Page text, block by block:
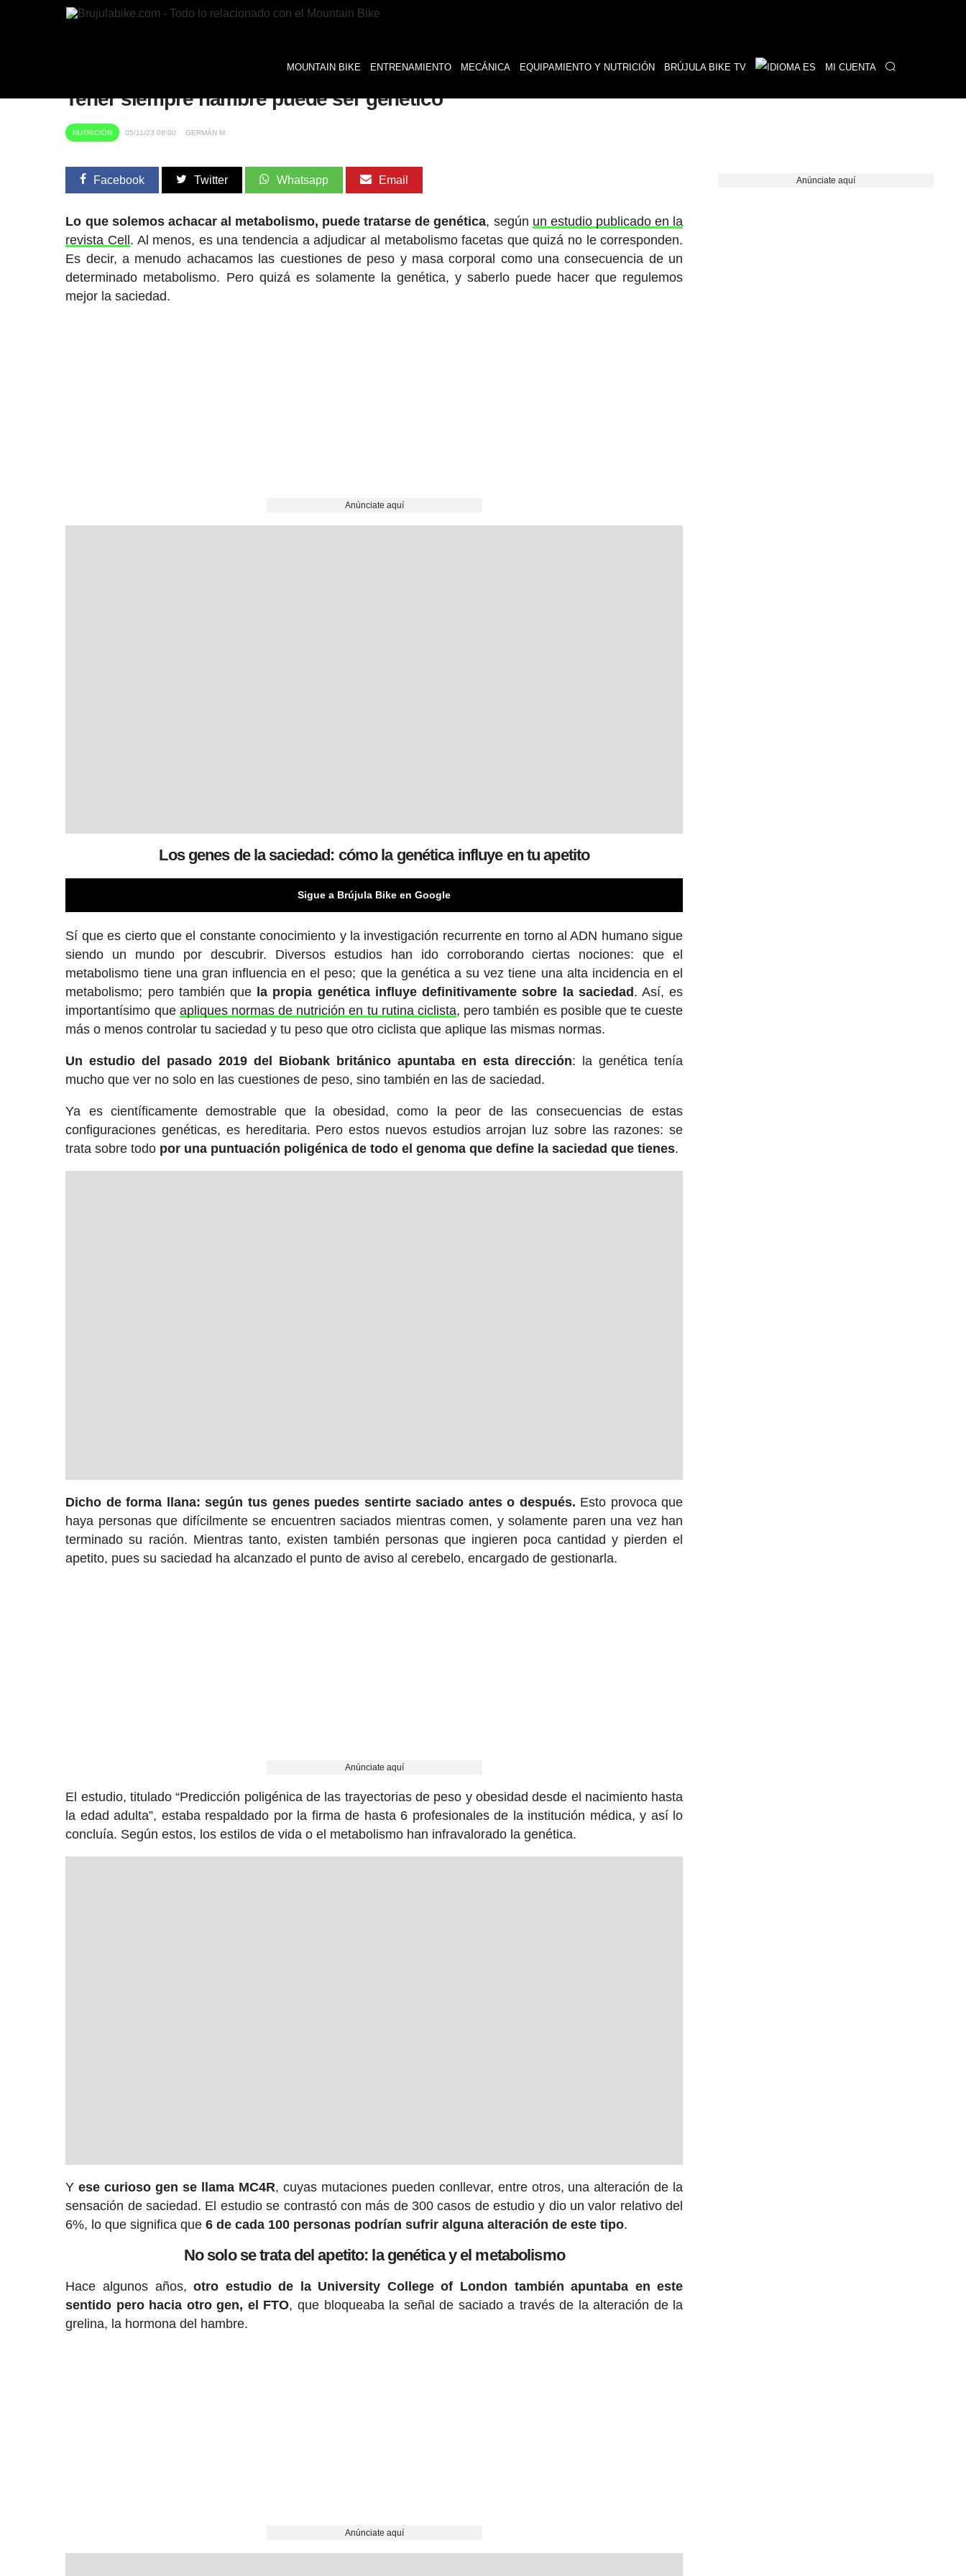
MOUNTAIN BIKE ENTRENAMIENTO MECÁNICA EQUIPAMIENTO Y NUTRICIÓN BRÚJULA BIKE TV MI CUENTA
Tener siempre hambre puede ser genético
NUTRICIÓN 05/11/23 08:00 GERMÁN M.
Facebook Twitter Whatsapp Email
Lo que solemos achacar al metabolismo, puede tratarse de genética, según un estudio publicado en la
revista Cell . Al menos, es una tendencia a adjudicar al metabolismo facetas que quizá no le corresponden.
Es decir, a menudo achacamos las cuestiones de peso y masa corporal como una consecuencia de un
determinado metabolismo. Pero quizá es solamente la genética, y saberlo puede hacer que regulemos
mejor la saciedad.
Anúnciate aquí
Los genes de la saciedad: cómo la genética influye en tu apetito
Sigue a Brújula Bike en Google
Sí que es cierto que el constante conocimiento y la investigación recurrente en torno al ADN humano sigue
siendo un mundo por descubrir. Diversos estudios han ido corroborando ciertas nociones: que el
metabolismo tiene una gran influencia en el peso; que la genética a su vez tiene una alta incidencia en el
metabolismo; pero también que la propia genética influye definitivamente sobre la saciedad . Así, es
importantísimo que apliques normas de nutrición en tu rutina ciclista, pero también es posible que te cueste
más o menos controlar tu saciedad y tu peso que otro ciclista que aplique las mismas normas.
Un estudio del pasado 2019 del Biobank británico apuntaba en esta dirección: la genética tenía
mucho que ver no solo en las cuestiones de peso, sino también en las de saciedad.
Ya es científicamente demostrable que la obesidad, como la peor de las consecuencias de estas
configuraciones genéticas, es hereditaria. Pero estos nuevos estudios arrojan luz sobre las razones: se
trata sobre todo por una puntuación poligénica de todo el genoma que define la saciedad que tienes.
Dicho de forma llana: según tus genes puedes sentirte saciado antes o después. Esto provoca que
haya personas que difícilmente se encuentren saciados mientras comen, y solamente paren una vez han
terminado su ración. Mientras tanto, existen también personas que ingieren poca cantidad y pierden el
apetito, pues su saciedad ha alcanzado el punto de aviso al cerebelo, encargado de gestionarla.
Anúnciate aquí
El estudio, titulado “Predicción poligénica de las trayectorias de peso y obesidad desde el nacimiento hasta
la edad adulta”, estaba respaldado por la firma de hasta 6 profesionales de la institución médica, y así lo
concluía. Según estos, los estilos de vida o el metabolismo han infravalorado la genética.
Yese curioso gen se llama MC4R, cuyas mutaciones pueden conllevar, entre otros, una alteración de la
sensación de saciedad. El estudio se contrastó con más de 300 casos de estudio y dio un valor relativo del
6%, lo que significa que6 de cada 100 personas podrían sufrir alguna alteración de este tipo.
No solo se trata del apetito: la genética y el metabolismo
Hace algunos años,otro estudio de la University College of London también apuntaba en este
sentido pero hacia otro gen, el FTO, que bloqueaba la señal de saciado a través de la alteración de la
grelina, la hormona del hambre.
Anúnciate aquí
Anúnciate aquí